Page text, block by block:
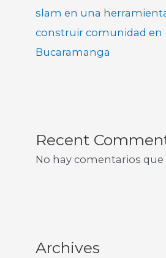
slam en una
construir comunidad en
Bucaramanga
Recent
No hay comentarios
Archives